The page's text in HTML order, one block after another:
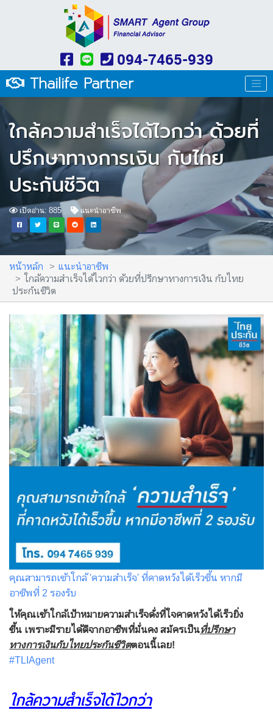
094-7465-939
Thailife Partner
ใกล้ความสำเร็จได้ไวกว่า ด้วยที่
ปรึกษาทางการเงิน กับไทย
ประกันชีวิต
เปิดอ่าน: 885 แนะนำอาชีพ
หน้าหลัก
แนะนำอาชีพ
ใกล้ความสำเร็จได้ไวกว่า ด้วยที่ปรึกษาทางการเงิน กับไทย
ประกันชีวิต
คุณสามารถเข้าใกล้ 'ความสำเร็จ' ที่คาดหวังได้เร็วขึ้น หากมี
อาชีพที่ 2 รองรับ
ให้คุณเข้าใกล้เป้าหมายความสำเร็จดั่งที่ใจคาดหวังได้เร็วยิ่ง
ขึ้น เพราะมีรายได้ดีจากอาชีพที่มั่นคง สมัครเป็นที่ปรึกษา
ทางการเงินกับไทยประกันชีวิตตอนนี้เลย!
#TLIAgent
ใกล้ความสำเร็จได้ไวกว่า